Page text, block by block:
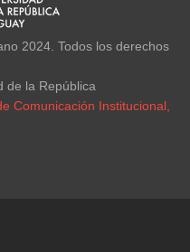
2024. Todos los derechos
de la República
Comunicación Institucional,